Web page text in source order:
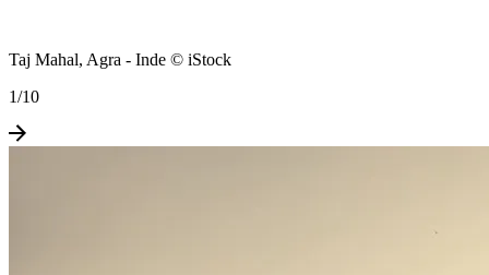
Taj Mahal, Agra - Inde © iStock
1/10